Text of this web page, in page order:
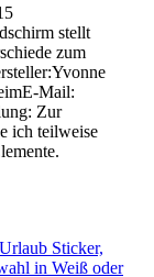
auf glatten
stellt
zum
Mail:
Zur